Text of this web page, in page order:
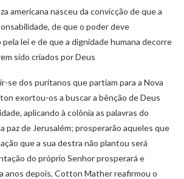
americana nasceu da convicção de que a
de que o poder deve
lei e de que a dignidade humana decorre
sido criados por Deus
se dos puritanos que partiam para a Nova
exortou-os a buscar a bênção de Deus
aplicando à colônia as palavras do
paz de Jerusalém; prosperarão aqueles que
que a sua destra não plantou será
do próprio Senhor prosperará e
anos depois, Cotton Mather reafirmou o